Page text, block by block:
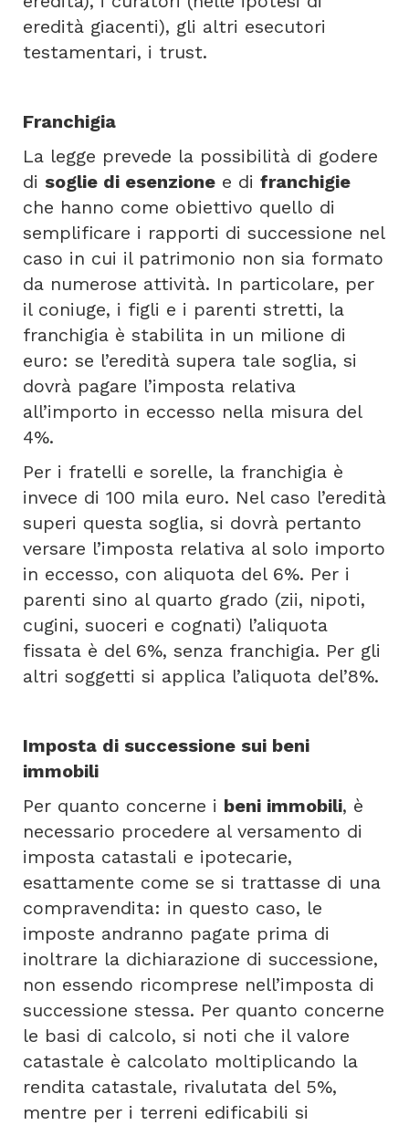
eredità giacenti), gli altri esecutori
testamentari, i trust.
Franchigia
La legge prevede la possibilità di godere
di soglie di esenzione e di franchigie
che hanno come obiettivo quello di
semplificare i rapporti di successione nel
caso in cui il patrimonio non sia formato
da numerose attività. In particolare, per
il coniuge, i figli e i parenti stretti, la
franchigia è stabilita in un milione di
euro: se l’eredità supera tale soglia, si
dovrà pagare l’imposta relativa
all’importo in eccesso nella misura del
4%.
Per i fratelli e sorelle, la franchigia è
invece di 100 mila euro. Nel caso l’eredità
superi questa soglia, si dovrà pertanto
versare l’imposta relativa al solo importo
in eccesso, con aliquota del 6%. Per i
parenti sino al quarto grado (zii, nipoti,
cugini, suoceri e cognati) l’aliquota
fissata è del 6%, senza franchigia. Per gli
altri soggetti si applica l’aliquota del’8%.
Imposta di successione sui beni
immobili
Per quanto concerne i beni immobili, è
necessario procedere al versamento di
imposta catastali e ipotecarie,
esattamente come se si trattasse di una
compravendita: in questo caso, le
imposte andranno pagate prima di
inoltrare la dichiarazione di successione,
non essendo ricomprese nell’imposta di
successione stessa. Per quanto concerne
le basi di calcolo, si noti che il valore
catastale è calcolato moltiplicando la
rendita catastale, rivalutata del 5%,
mentre per i terreni edificabili si